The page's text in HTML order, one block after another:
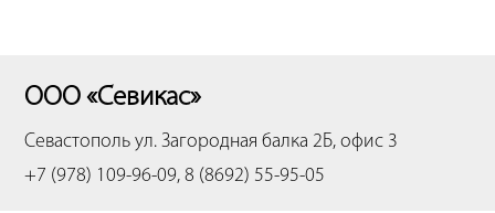
ООО «Севикас»
Севастополь ул. Загородная балка 2Б, офис 3
+7 (978) 109-96-09, 8 (8692) 55-95-05